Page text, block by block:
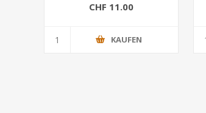
CHF 11.00
KAUFEN